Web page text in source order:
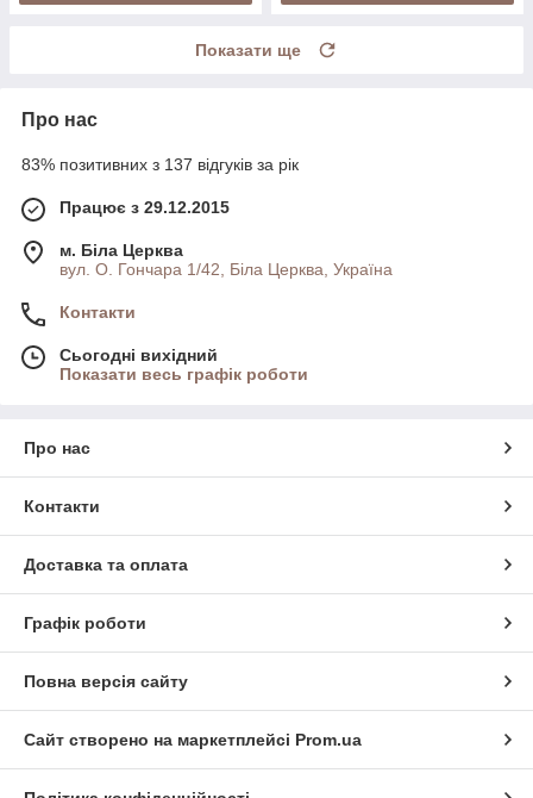
Показати ще
Про нас
83% позитивних з 137 відгуків за рік
Працює з 29.12.2015
м. Біла Церква
вул. О. Гончара 1/42, Біла Церква, Україна
Контакти
Сьогодні вихідний
Показати весь графік роботи
Про нас
Контакти
Доставка та оплата
Графік роботи
Повна версія сайту
Сайт створено на маркетплейсі Prom.ua